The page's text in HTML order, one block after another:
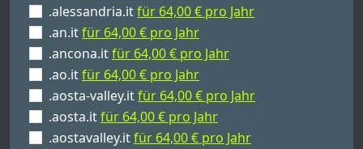
.alessandria.itfür 64,00 € pro Jahr
.an.itfür 64,00 € pro Jahr
.ancona.itfür 64,00 € pro Jahr
.ao.itfür 64,00 € pro Jahr
.aosta-valley.itfür 64,00 € pro Jahr
.aosta.itfür 64,00 € pro Jahr
.aostavalley.itfür 64,00 € pro Jahr